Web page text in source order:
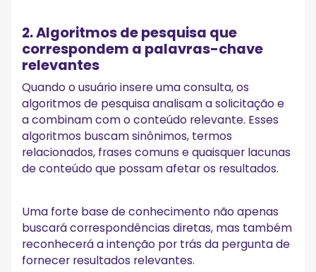
2. Algoritmos de pesquisa que
correspondem a palavras-chave
relevantes
Quando o usuário insere uma consulta, os
algoritmos de pesquisa analisam a solicitação e
a combinam com o conteúdo relevante. Esses
algoritmos buscam sinônimos, termos
relacionados, frases comuns e quaisquer lacunas
de conteúdo que possam afetar os resultados.
Uma forte base de conhecimento não apenas
buscará correspondências diretas, mas também
reconhecerá a intenção por trás da pergunta de
fornecer resultados relevantes.